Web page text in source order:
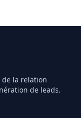
la relation
de leads.